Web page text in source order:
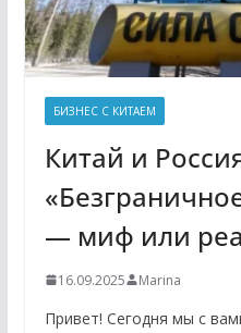
БИЗНЕС С КИТАЕМ
Китай и
— миф или
16.09.2025 Marina
Привет! Сегодня мы с